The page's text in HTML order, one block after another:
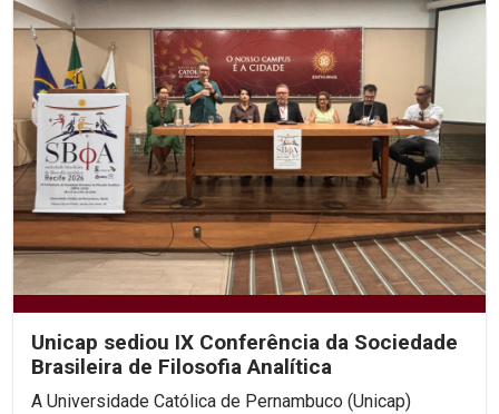
Unicap sediou IX Conferência da Sociedade
Brasileira de Filosofia Analítica
A Universidade Católica de Pernambuco (Unicap)